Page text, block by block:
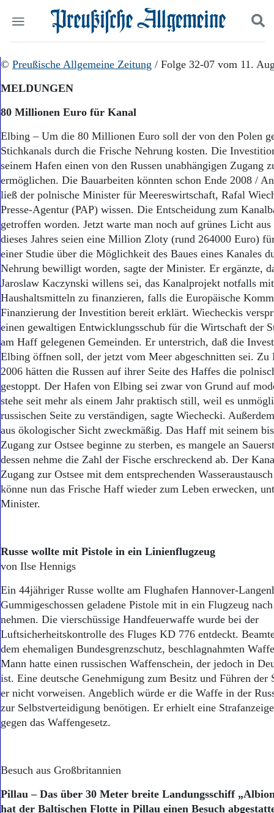
Start
Wer wir sind
Aktuelle Ausgabe
Abonnenten-Login
Abonnent werden
Abo Prämien
Archiv
Mediadaten
Politik
Gesellschaft
Leben
Geschichte
Ostpreußen
Pommern
Berlin-Brandenburg
Schlesien
Danzig und Westpreußen
Bücher
Kontakt
Impressum
Datenschutz
Suchen und finden
© Preußische Allgemeine Zeitung / Folge 32-07 vom 11.
MELDUNGEN
80 Millionen Euro für Kanal
Elbing – Um die 80 Millionen Euro soll der von den Polen
Stichkanals durch die Frische Nehrung kosten. Die
seinem Hafen einen von den Russen unabhängigen Zugang
ermöglichen. Die Bauarbeiten könnten schon Ende 2008 /
ließ der polnische Minister für Meereswirtschaft, Rafal
Presse-Agentur (PAP) wissen. Die Entscheidung zum
getroffen worden. Jetzt warte man noch auf grünes Licht
dieses Jahres seien eine Million Zloty (rund 264000 Euro)
einer Studie über die Möglichkeit des Baues eines Kanales
Nehrung bewilligt worden, sagte der Minister. Er ergänzte,
Jaroslaw Kaczynski willens sei, das Kanalprojekt notfalls
Haushaltsmitteln zu finanzieren, falls die Europäische
Finanzierung der Investition bereit erklärt. Wiecheckis
einen gewaltigen Entwicklungsschub für die Wirtschaft der
am Haff gelegenen Gemeinden. Er unterstrich, daß die
Elbing öffnen soll, der jetzt vom Meer abgeschnitten sei. Zu
2006 hätten die Russen auf ihrer Seite des Haffes die
gestoppt. Der Hafen von Elbing sei zwar von Grund auf
stehe seit mehr als einem Jahr praktisch still, weil es
russischen Seite zu verständigen, sagte Wiechecki.
aus ökologischer Sicht zweckmäßig. Das Haff mit seinem
Zugang zur Ostsee beginne zu sterben, es mangele an
dessen nehme die Zahl der Fische erschreckend ab. Der
Zugang zur Ostsee mit dem entsprechenden
könne nun das Frische Haff wieder zum Leben erwecken,
Minister.
Russe wollte mit Pistole in ein Linienflugzeug
von Ilse Hennigs
Ein 44jähriger Russe wollte am Flughafen Hannover-
Gummigeschossen geladene Pistole mit in ein Flugzeug
nehmen. Die vierschüssige Handfeuerwaffe wurde bei der
Luftsicherheitskontrolle des Fluges KD 776 entdeckt.
dem ehemaligen Bundesgrenzschutz, beschlagnahmten
Mann hatte einen russischen Waffenschein, der jedoch in
ist. Eine deutsche Genehmigung zum Besitz und Führen der
er nicht vorweisen. Angeblich würde er die Waffe in der
zur Selbstverteidigung benötigen. Er erhielt eine
gegen das Waffengesetz.
Besuch aus Großbritannien
Pillau – Das über 30 Meter breite Landungsschiff
hat der Baltischen Flotte in Pillau einen Besuch